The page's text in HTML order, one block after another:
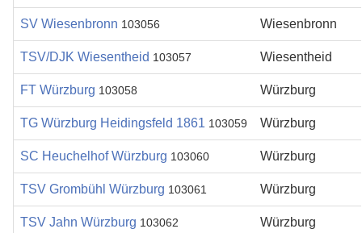
SV Wiesenbronn 103056 Wiesenbronn
TSV/DJK Wiesentheid 103057 Wiesentheid
FT Würzburg 103058 Würzburg
TG Würzburg Heidingsfeld 1861 103059 Würzburg
SC Heuchelhof Würzburg 103060 Würzburg
TSV Grombühl Würzburg 103061 Würzburg
TSV Jahn Würzburg 103062 Würzburg